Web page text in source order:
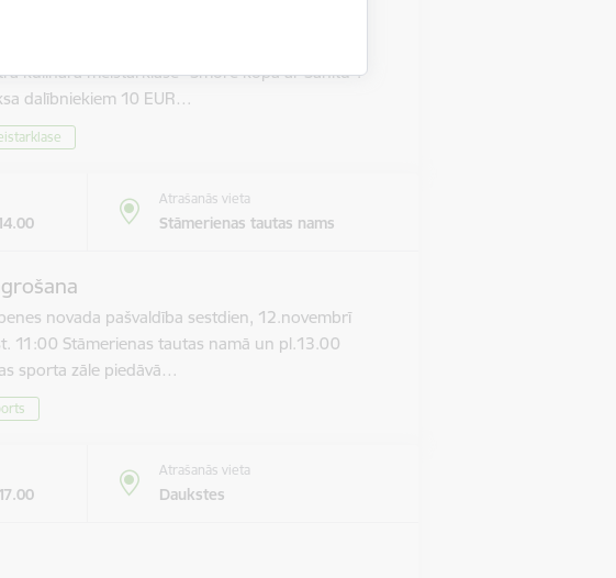
kulinārā meistarklase "Šmorē kopā ar Sanitu".
dalībniekiem 10 EUR…
Atrašanās vieta
Stāmerienas tautas nams
novada pašvaldība sestdien, 12.novembrī
11:00 Stāmerienas tautas namā un pl.13.00
sporta zāle piedāvā…
Atrašanās vieta
Daukstes